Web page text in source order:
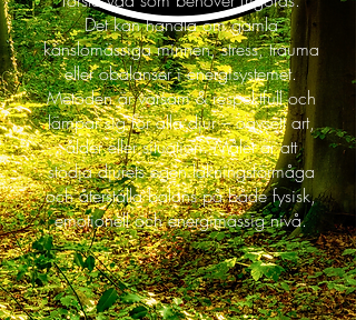
Det kan handla om gamla
känslomässiga minnen, stress, trauma
eller obalanser i energisystemet.
Metoden är varsam & respektfull och
lämpar sig för alla djur – oavsett art,
ålder eller situation. Målet är att
stödja djurets egen läkningsförmåga
och återställa balans på både fysisk,
emotionell och energimässig nivå.